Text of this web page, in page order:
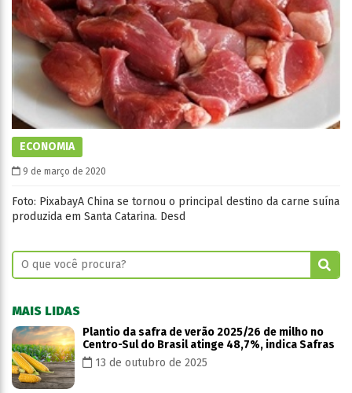
ECONOMIA
9 de março de 2020
Foto: PixabayA China se tornou o principal destino da carne suína
produzida em Santa Catarina. Desd
MAIS LIDAS
Plantio da safra de verão 2025/26 de milho no
Centro-Sul do Brasil atinge 48,7%, indica Safras
13 de outubro de 2025